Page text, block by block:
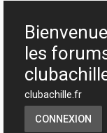
les
clubachille.fr
CONNEXION